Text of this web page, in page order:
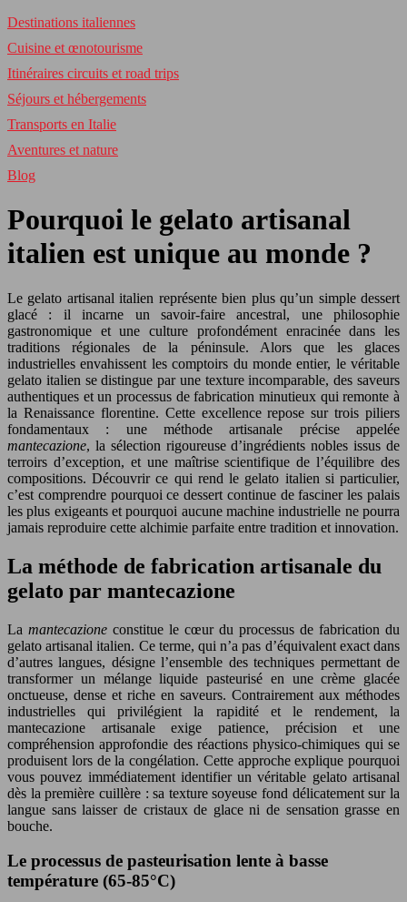
Destinations italiennes
Cuisine et œnotourisme
Itinéraires circuits et road trips
Séjours et hébergements
Transports en Italie
Aventures et nature
Blog
Pourquoi le gelato artisanal
italien est unique au monde ?
Le gelato artisanal italien représente bien plus qu’un simple dessert
glacé : il incarne un savoir-faire ancestral, une philosophie
gastronomique et une culture profondément enracinée dans les
traditions régionales de la péninsule. Alors que les glaces
industrielles envahissent les comptoirs du monde entier, le véritable
gelato italien se distingue par une texture incomparable, des saveurs
authentiques et un processus de fabrication minutieux qui remonte à
la Renaissance florentine. Cette excellence repose sur trois piliers
fondamentaux : une méthode artisanale précise appelée
mantecazione, la sélection rigoureuse d’ingrédients nobles issus de
terroirs d’exception, et une maîtrise scientifique de l’équilibre des
compositions. Découvrir ce qui rend le gelato italien si particulier,
c’est comprendre pourquoi ce dessert continue de fasciner les palais
les plus exigeants et pourquoi aucune machine industrielle ne pourra
jamais reproduire cette alchimie parfaite entre tradition et innovation.
La méthode de fabrication artisanale du
gelato par mantecazione
La mantecazione constitue le cœur du processus de fabrication du
gelato artisanal italien. Ce terme, qui n’a pas d’équivalent exact dans
d’autres langues, désigne l’ensemble des techniques permettant de
transformer un mélange liquide pasteurisé en une crème glacée
onctueuse, dense et riche en saveurs. Contrairement aux méthodes
industrielles qui privilégient la rapidité et le rendement, la
mantecazione artisanale exige patience, précision et une
compréhension approfondie des réactions physico-chimiques qui se
produisent lors de la congélation. Cette approche explique pourquoi
vous pouvez immédiatement identifier un véritable gelato artisanal
dès la première cuillère : sa texture soyeuse fond délicatement sur la
langue sans laisser de cristaux de glace ni de sensation grasse en
bouche.
Le processus de pasteurisation lente à basse
température (65-85°C)